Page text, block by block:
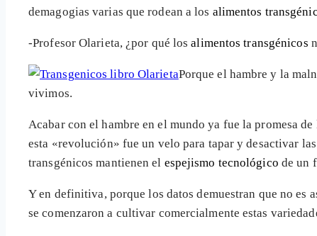
demagogias varias que rodean a los alimentos
-Profesor Olarieta, ¿por qué losalimentos transgénicos
Porque el hambre y la
vivimos.
Acabar con el hambre en el mundo ya fue la promesa
esta «revolución» fue un velo para tapar y desactivar
transgénicos mantienen el espejismo tecnológico de un
Y en definitiva, porque los datos demuestran que no es
se comenzaron a cultivar comercialmente estas